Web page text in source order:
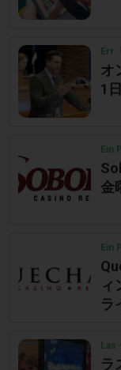
Err
オ
1
Ein
金
Ein
ィ
ラ
ラ